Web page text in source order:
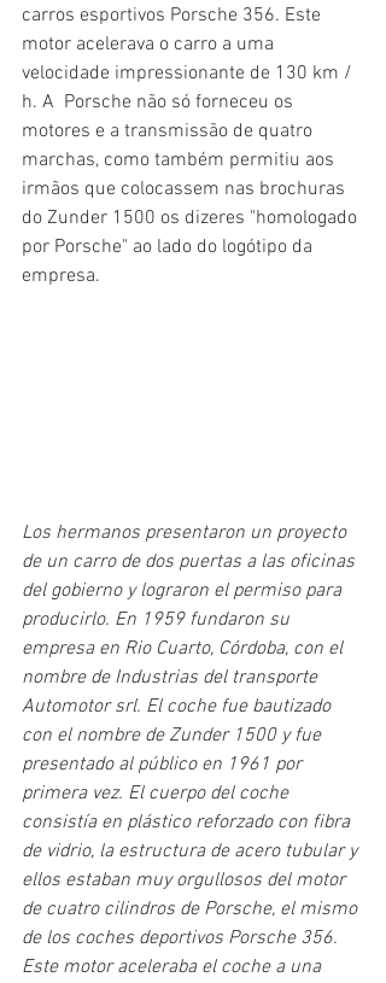
carros esportivos Porsche 356. Este
motor acelerava o carro a uma
velocidade impressionante de 130 km /
h. A  Porsche não só forneceu os
motores e a transmissão de quatro
marchas, como também permitiu aos
irmãos que colocassem nas brochuras
do Zunder 1500 os dizeres "homologado
por Porsche" ao lado do logótipo da
empresa.
Los hermanos presentaron un proyecto
de un carro de dos puertas a las oficinas
del gobierno y lograron el permiso para
producirlo. En 1959 fundaron su
empresa en Rio Cuarto, Córdoba, con el
nombre de Industrias del transporte
Automotor srl. El coche fue bautizado
con el nombre de Zunder 1500 y fue
presentado al público en 1961 por
primera vez. El cuerpo del coche
consistía en plástico reforzado con fibra
de vidrio, la estructura de acero tubular y
ellos estaban muy orgullosos del motor
de cuatro cilindros de Porsche, el mismo
de los coches deportivos Porsche 356.
Este motor aceleraba el coche a una